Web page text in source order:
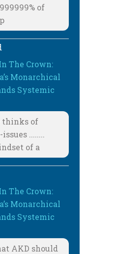
of
The Crown:
Monarchical
Systemic
thinks of
........
of a
The Crown:
Monarchical
Systemic
AKD should